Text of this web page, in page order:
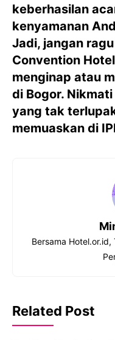
keberhasilan
kenyamanan
Jadi, jangan
Convention
menginap atau
di Bogor.
yang tak
memuaskan di
Bersama
Related Post